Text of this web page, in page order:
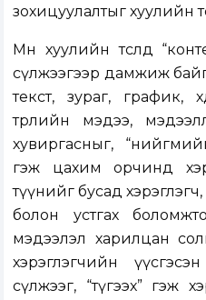
зохицуулалтыг хуулийн
Мөн хуулийн төсөлд
сүлжээгээр дамжиж
текст, зураг, график,
төрлийн мэдээ,
хувиргасныг,
гэж цахим орчинд
түүнийг бусад
болон устгах
мэдээлэл харилцан
хэрэглэгчийн
сүлжээг, “түгээх” гэж